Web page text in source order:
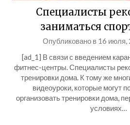
Специалисты
заниматься
Опубликовано в 16 июля,
[ad_1] В связи с введением
фитнес-центры. Специалисты
тренировки дома. К тому же
видеоуроки, которые могут
организовать тренировки дома,
условиях…